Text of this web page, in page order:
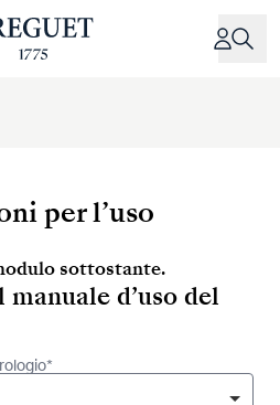
per l’uso
sottostante.
d’uso del